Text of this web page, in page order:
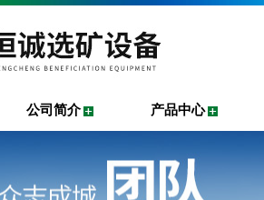
公司简介 产品中心